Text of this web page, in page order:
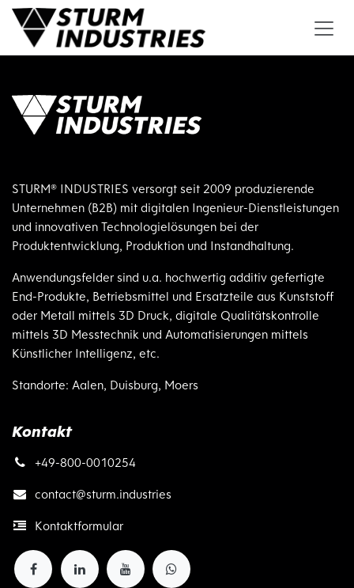
Zum Inhalt springen
STURM® INDUSTRIES versorgt seit 2009 produzierende
Unternehmen (B2B) mit digitalen Ingenieur-Dienstleistungen
und innovativen Technologielösungen bei der
Produktentwicklung, Produktion und Instandhaltung.
Anwendungsfelder sind u.a. hochwertig additiv gefertigte
End-Produkte, Betriebsmittel und Ersatzteile aus Kunststoff
oder Metall mittels 3D Druck, digitale Qualitätskontrolle
mittels 3D Messtechnik und Automatisierungen mittels
Künstlicher Intelligenz, etc.
Standorte: Aalen, Duisburg, Moers
Kontakt
+49-800-0010254
contact@sturm.industries
Kontaktformular